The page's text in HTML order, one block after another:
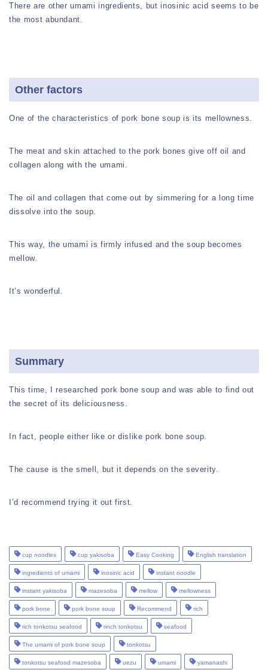
There are other umami ingredients, but inosinic acid seems to be
the most abundant.
Other factors
One of the characteristics of pork bone soup is its mellowness.
The meat and skin attached to the pork bones give off oil and
collagen along with the umami.
The oil and collagen that come out by simmering for a long time
dissolve into the soup.
This way, the umami is firmly infused and the soup becomes
mellow.
It’s wonderful.
Summary
This time, I researched pork bone soup and was able to find out
the secret of its deliciousness.
In fact, people either like or dislike pork bone soup.
The cause is the smell, but it depends on the severity.
I’d recommend trying it out first.
cup noodles cup yakisoba Easy Cooking English translation
ingredients of umami inosinic acid instant noodle
instant yakisoba mazesoba mellow mellowness
pork bone pork bone soup Recommend rich
rich tonkotsu seafood rinch tonkotsu seafood
The umami of pork bone soup tonkotsu
tonkotsu seafood mazesoba uezu umami yamanashi